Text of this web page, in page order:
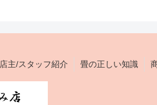
店主/スタッフ紹介 畳の正しい知識